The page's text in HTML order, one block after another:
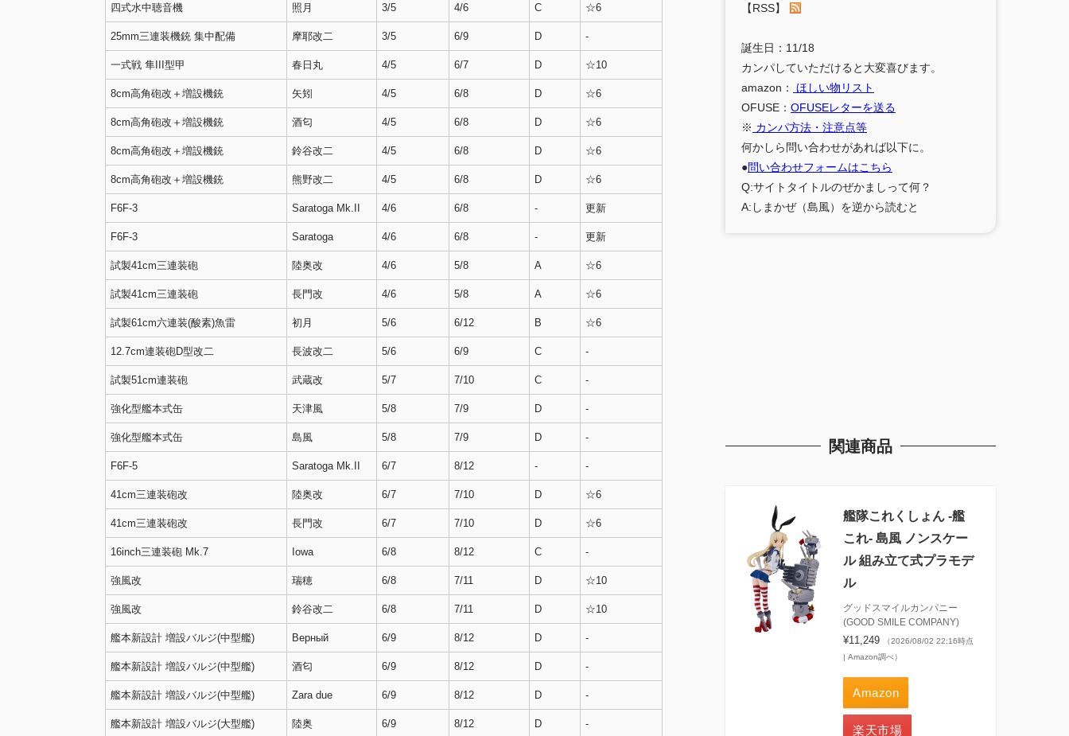
四式水中聴音機 照月 3/5 4/6 C ☆6
25mm三連装機銃 集中配備 摩耶改二 3/5 6/9 D -
一式戦 隼III型甲 春日丸 4/5 6/7 D ☆10
8cm高角砲改＋増設機銃 矢矧 4/5 6/8 D ☆6
8cm高角砲改＋増設機銃 酒匂 4/5 6/8 D ☆6
8cm高角砲改＋増設機銃 鈴谷改二 4/5 6/8 D ☆6
8cm高角砲改＋増設機銃 熊野改二 4/5 6/8 D ☆6
F6F-3 Saratoga Mk.II 4/6 6/8 - 更新
F6F-3 Saratoga 4/6 6/8 - 更新
試製41cm三連装砲 陸奥改 4/6 5/8 A ☆6
試製41cm三連装砲 長門改 4/6 5/8 A ☆6
試製61cm六連装(酸素)魚雷 初月 5/6 6/12 B ☆6
12.7cm連装砲D型改二 長波改二 5/6 6/9 C -
試製51cm連装砲 武蔵改 5/7 7/10 C -
強化型艦本式缶 天津風 5/8 7/9 D -
強化型艦本式缶 島風 5/8 7/9 D -
F6F-5 Saratoga Mk.II 6/7 8/12 - -
41cm三連装砲改 陸奥改 6/7 7/10 D ☆6
41cm三連装砲改 長門改 6/7 7/10 D ☆6
16inch三連装砲 Mk.7 Iowa 6/8 8/12 C -
強風改 瑞穂 6/8 7/11 D ☆10
強風改 鈴谷改二 6/8 7/11 D ☆10
艦本新設計 増設バルジ(中型艦) Верный 6/9 8/12 D -
艦本新設計 増設バルジ(中型艦) 酒匂 6/9 8/12 D -
艦本新設計 増設バルジ(中型艦) Zara due 6/9 8/12 D -
艦本新設計 増設バルジ(大型艦) 陸奥 6/9 8/12 D -
【RSS】
誕生日：11/18
カンパしていただけると大変喜びます。
amazon：
ほしい物リスト
OFUSE： OFUSEレターを送る
※ カンパ方法・注意点等
何かしら問い合わせがあれば以下に。
●問い合わせフォームはこちら
Q:サイトタイトルのぜかましって何？
A:しまかぜ（島風）を逆から読むと
関連商品
艦隊これくしょん ‐艦
これ‐ 島風 ノンスケー
ル 組み立て式プラモデ
ル
グッドスマイルカンパニー
(GOOD SMILE COMPANY)
¥11,249
（2026/08/02 22:16時点
| Amazon調べ）
Amazon
楽天市場